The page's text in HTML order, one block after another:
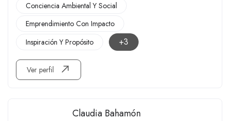
Conciencia Ambiental Y Social
Emprendimiento Con Impacto
Inspiración Y Propósito
+3
Ver perfil
Claudia Bahamón